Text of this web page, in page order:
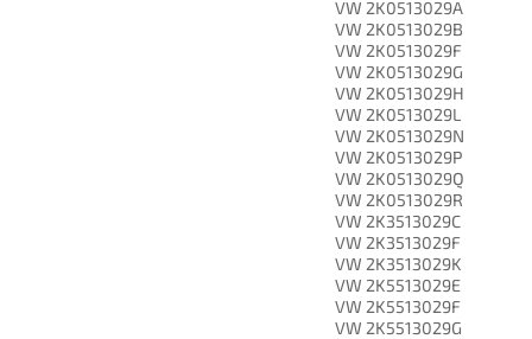
VW 2K0513029A
VW 2K0513029B
VW 2K0513029F
VW 2K0513029G
VW 2K0513029H
VW 2K0513029L
VW 2K0513029N
VW 2K0513029P
VW 2K0513029Q
VW 2K0513029R
VW 2K3513029C
VW 2K3513029F
VW 2K3513029K
VW 2K5513029E
VW 2K5513029F
VW 2K5513029G